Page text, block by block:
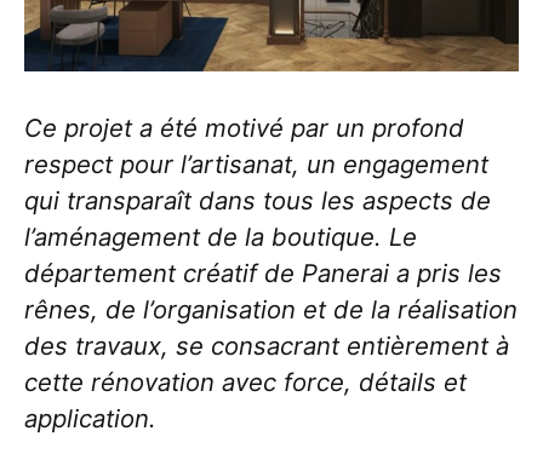
Ce projet a été motivé par un profond
respect pour l’artisanat, un engagement
qui transparaît dans tous les aspects de
l’aménagement de la boutique. Le
département créatif de Panerai a pris les
rênes, de l’organisation et de la réalisation
des travaux, se consacrant entièrement à
cette rénovation avec force, détails et
application.